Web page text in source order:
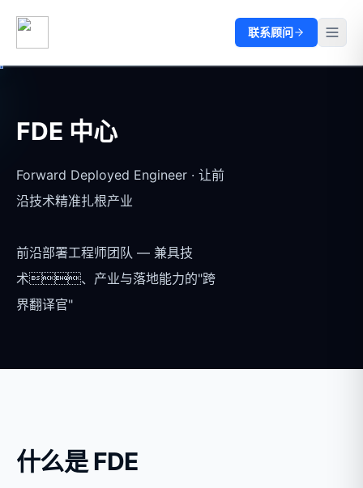
联系顾问
FDE 中心
Forward Deployed Engineer · 让前
沿技术精准扎根产业
前沿部署工程师团队 — 兼具技
术、产业与落地能力的"跨
界翻译官"
什么是 FDE